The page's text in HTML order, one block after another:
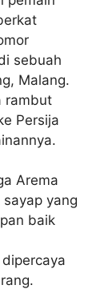
sebuah
Malang.
rambut
Persija
Arema
yang
baik